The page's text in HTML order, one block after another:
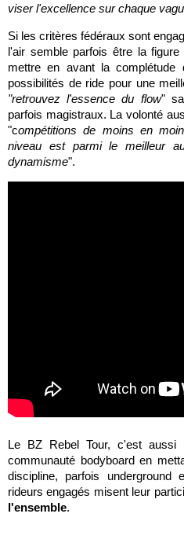
viser l'excellence sur chaque
Si les critères fédéraux sont
l'air semble parfois être la
mettre en avant la
possibilités de ride pour une
"retrouvez l'essence du flow"
parfois magistraux. La volonté
"compétitions de moins en
niveau est parmi le meilleur
dynamisme".
Le BZ Rebel Tour, c'est
communauté bodyboard en
discipline, parfois underground
rideurs engagés misent leur
l'ensemble.